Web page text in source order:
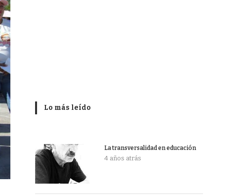
Lo más leído
La transversalidad en educación
4 años atrás